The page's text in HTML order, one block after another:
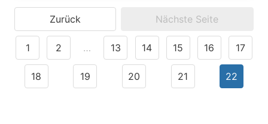
Zurück Nächste Seite
1 2 … 13 14 15 16 17
18 19 20 21 22